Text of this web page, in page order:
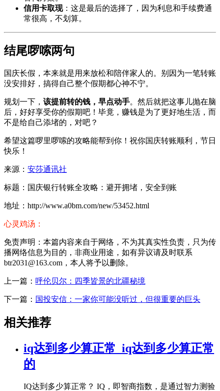
信用卡取现：这是最后的选择了，因为利息和手续费通
常很高，不划算。
结尾啰嗦两句
国庆长假，本来就是用来放松和陪伴家人的。别因为一笔转账
没安排好，搞得自己整个假期都心神不宁。
规划一下， 该提前转的钱，早点动手。然后就把这事儿抛在脑
后，好好享受你的假期吧！毕竟，赚钱是为了更好地生活，而
不是给自己添堵的，对吧？
希望这篇啰里啰嗦的攻略能帮到你！祝你国庆转账顺利，节日
快乐！
来源： 安莎通讯社
标题：国庆银行转账全攻略：避开拥堵，安全到账
地址：http://www.a0bm.com/new/53452.html
心灵鸡汤：
免责声明：本篇内容来自于网络，不为其真实性负责，只为传
播网络信息为目的，非商业用途，如有异议请及时联系
btr2031@163.com，本人将予以删除。
上一篇： 呼伦贝尔：四季皆景的北疆秘境
下一篇： 国投安信：一家你可能没听过，但很重要的巨头
相关推荐
iq达到多少算正常_iq达到多少算正常
的
IQ达到多少算正常？ IQ，即智商指数，是通过智力测验